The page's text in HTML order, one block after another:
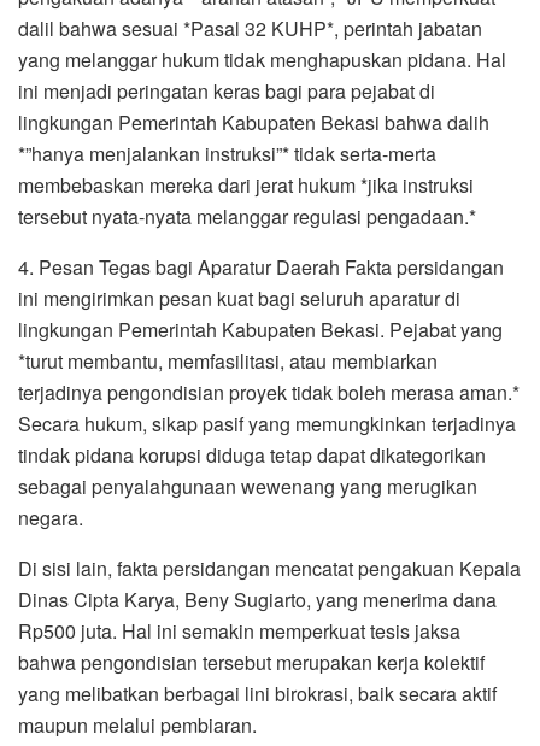
dalil bahwa sesuai *Pasal 32 KUHP*, perintah jabatan
yang melanggar hukum tidak menghapuskan pidana. Hal
ini menjadi peringatan keras bagi para pejabat di
lingkungan Pemerintah Kabupaten Bekasi bahwa dalih
*”hanya menjalankan instruksi”* tidak serta-merta
membebaskan mereka dari jerat hukum *jika instruksi
tersebut nyata-nyata melanggar regulasi pengadaan.*
4. Pesan Tegas bagi Aparatur Daerah Fakta persidangan
ini mengirimkan pesan kuat bagi seluruh aparatur di
lingkungan Pemerintah Kabupaten Bekasi. Pejabat yang
*turut membantu, memfasilitasi, atau membiarkan
terjadinya pengondisian proyek tidak boleh merasa aman.*
Secara hukum, sikap pasif yang memungkinkan terjadinya
tindak pidana korupsi diduga tetap dapat dikategorikan
sebagai penyalahgunaan wewenang yang merugikan
negara.
Di sisi lain, fakta persidangan mencatat pengakuan Kepala
Dinas Cipta Karya, Beny Sugiarto, yang menerima dana
Rp500 juta. Hal ini semakin memperkuat tesis jaksa
bahwa pengondisian tersebut merupakan kerja kolektif
yang melibatkan berbagai lini birokrasi, baik secara aktif
maupun melalui pembiaran.